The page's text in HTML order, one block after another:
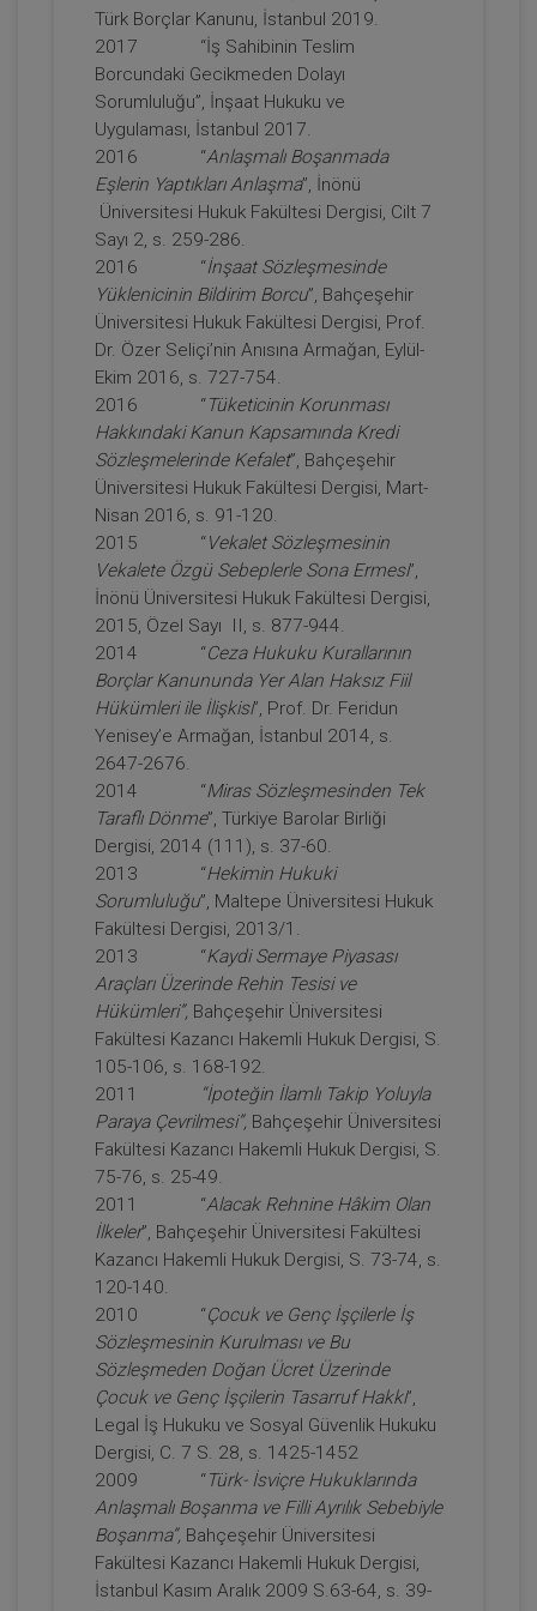
Tüketici Hukuku Enstitüsü
Miras Hukuku - 1 - IV. Medeni Hukuk
Kongresi - IX. Oturum
360 TL Sepete Ekle
Tüketici Hukuku Enstitüsü
IV. Medeni Hukuk Kongresi - Tüm
Oturumlar (11 Oturum)
2160
TL
Sepete Ekle
Tüketici Hukuku Enstitüsü
Miras Hukuku - 2 - IV. Medeni Hukuk
Kongresi - X. Oturum
360 TL Sepete Ekle
Tüketici Hukuku Enstitüsü
Türk Borçlar Kanunu, İstanbul 2019.
2017 “İş Sahibinin Teslim
Borcundaki Gecikmeden Dolayı
Sorumluluğu”, İnşaat Hukuku ve
Uygulaması, İstanbul 2017.
2016 “Anlaşmalı Boşanmada
Eşlerin Yaptıkları Anlaşma”, İnönü
Üniversitesi Hukuk Fakültesi Dergisi, Cilt 7
Sayı 2, s. 259-286.
2016 “İnşaat Sözleşmesinde
Yüklenicinin Bildirim Borcu”, Bahçeşehir
Üniversitesi Hukuk Fakültesi Dergisi, Prof.
Dr. Özer Seliçi’nin Anısına Armağan, Eylül-
Ekim 2016, s. 727-754.
2016 “Tüketicinin Korunması
Hakkındaki Kanun Kapsamında Kredi
Sözleşmelerinde Kefalet”, Bahçeşehir
Üniversitesi Hukuk Fakültesi Dergisi, Mart-
Nisan 2016, s. 91-120.
2015 “Vekalet Sözleşmesinin
Vekalete Özgü Sebeplerle Sona Ermesi”,
İnönü Üniversitesi Hukuk Fakültesi Dergisi,
2015, Özel Sayı II, s. 877-944.
2014 “Ceza Hukuku Kurallarının
Borçlar Kanununda Yer Alan Haksız Fiil
Hükümleri ile İlişkisi”, Prof. Dr. Feridun
Yenisey’e Armağan, İstanbul 2014, s.
2647-2676.
2014 “Miras Sözleşmesinden Tek
Taraflı Dönme”, Türkiye Barolar Birliği
Dergisi, 2014 (111), s. 37-60.
2013 “Hekimin Hukuki
Sorumluluğu”, Maltepe Üniversitesi Hukuk
Fakültesi Dergisi, 2013/1.
2013 “Kaydi Sermaye Piyasası
Araçları Üzerinde Rehin Tesisi ve
Hükümleri”, Bahçeşehir Üniversitesi
Fakültesi Kazancı Hakemli Hukuk Dergisi, S.
105-106, s. 168-192.
2011
“İpoteğin İlamlı Takip Yoluyla
Paraya Çevrilmesi”, Bahçeşehir Üniversitesi
Fakültesi Kazancı Hakemli Hukuk Dergisi, S.
75-76, s. 25-49.
2011 “Alacak Rehnine Hâkim Olan
İlkeler”, Bahçeşehir Üniversitesi Fakültesi
Kazancı Hakemli Hukuk Dergisi, S. 73-74, s.
120-140.
2010 “Çocuk ve Genç İşçilerle İş
Sözleşmesinin Kurulması ve Bu
Sözleşmeden Doğan Ücret Üzerinde
Çocuk ve Genç İşçilerin Tasarruf Hakkı”,
Legal İş Hukuku ve Sosyal Güvenlik Hukuku
Dergisi, C. 7 S. 28, s. 1425-1452
2009 “Türk- İsviçre Hukuklarında
Anlaşmalı Boşanma ve Filli Ayrılık Sebebiyle
Boşanma”, Bahçeşehir Üniversitesi
Fakültesi Kazancı Hakemli Hukuk Dergisi,
İstanbul Kasım Aralık 2009 S.63-64, s. 39-